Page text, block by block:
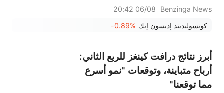
Benzinga News
06/08 20:42
كونسوليديتد إديسون إنك -0.89%
أبرز نتائج درافت كينغز للربع الثاني:
أرباح متباينة، وتوقعات "نمو أسرع
مما توقعنا"